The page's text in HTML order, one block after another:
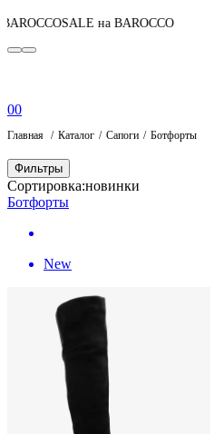
SALE на BAROCCO
00
Главная Каталог Сапоги Ботфорты
Фильтры
Сортировка:новинки
Ботфорты
New